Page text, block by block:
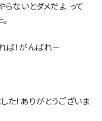
らないとダメだよ って
ば！がんばれー
！ありがとうございま